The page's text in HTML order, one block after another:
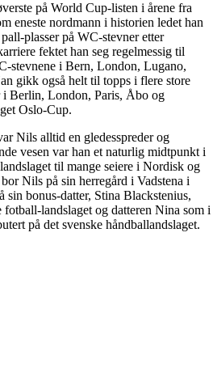
på World Cup-listen i årene fra
eneste nordmann i historien ledet han
plasser på WC-stevner etter
fektet han seg regelmessig til
stevnene i Bern, London, Lugano,
gikk også helt til topps i flere store
i Berlin, London, Paris, Åbo og
Oslo-Cup.
Nils alltid en gledesspreder og
vesen var han et naturlig midtpunkt i
til mange seiere i Nordisk og
Nils på sin herregård i Vadstena i
sin bonus-datter, Stina Blackstenius,
fotball-landslaget og datteren Nina som i
på det svenske håndballandslaget.